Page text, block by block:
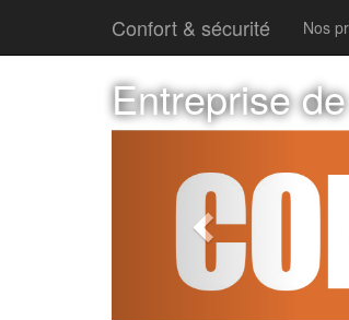
Confort & sécurité Nos
Entreprise